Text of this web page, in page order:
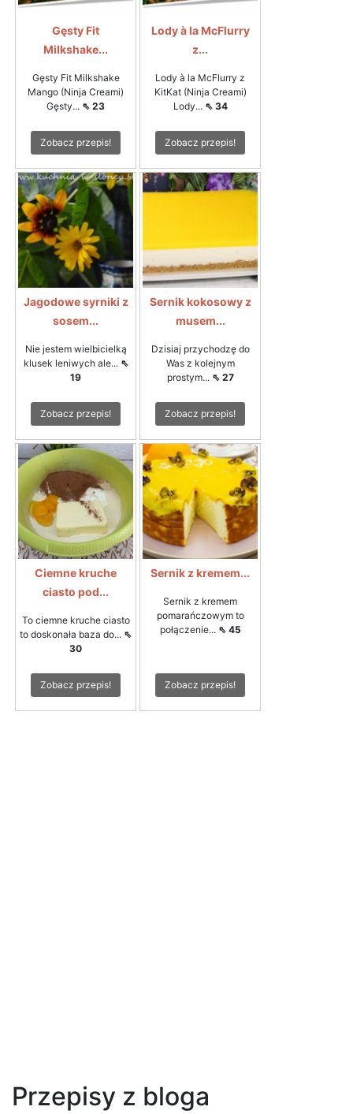
Gęsty Fit
Milkshake...
Gęsty Fit Milkshake
Mango (Ninja Creami)
Gęsty... ⇖ 23
Zobacz przepis!
Lody à la McFlurry
z...
Lody à la McFlurry z
KitKat (Ninja Creami)
Lody... ⇖ 34
Zobacz przepis!
Jagodowe syrniki z
sosem...
Nie jestem wielbicielką
klusek leniwych ale... ⇖
19
Zobacz przepis!
Sernik kokosowy z
musem...
Dzisiaj przychodzę do
Was z kolejnym
prostym... ⇖ 27
Zobacz przepis!
Ciemne kruche
ciasto pod...
To ciemne kruche ciasto
to doskonała baza do... ⇖
30
Zobacz przepis!
Sernik z kremem...
Sernik z kremem
pomarańczowym to
połączenie... ⇖ 45
Zobacz przepis!
Przepisy z bloga